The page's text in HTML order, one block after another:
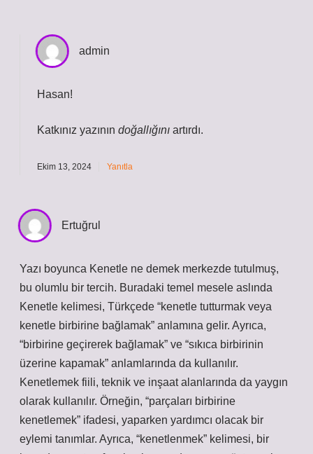
admin
Hasan!
Katkınız yazının doğallığını artırdı.
Ekim 13, 2024 Yanıtla
Ertuğrul
Yazı boyunca Kenetle ne demek merkezde tutulmuş,
bu olumlu bir tercih. Buradaki temel mesele aslında
Kenetle kelimesi, Türkçede “kenetle tutturmak veya
kenetle birbirine bağlamak” anlamına gelir. Ayrıca,
“birbirine geçirerek bağlamak” ve “sıkıca birbirinin
üzerine kapamak” anlamlarında da kullanılır.
Kenetlemek fiili, teknik ve inşaat alanlarında da yaygın
olarak kullanılır. Örneğin, “parçaları birbirine
kenetlemek” ifadesi, yaparken yardımcı olacak bir
eylemi tanımlar. Ayrıca, “kenetlenmek” kelimesi, bir